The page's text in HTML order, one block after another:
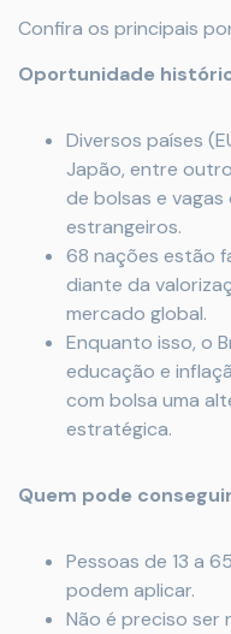
Confira os principais
Oportunidade
Diversos países
Japão, entre
de bolsas e
estrangeiros.
68 nações estão
diante da
mercado global.
Enquanto isso, o
educação e
com bolsa uma
estratégica.
Quem pode
Pessoas de 13 a
podem aplicar.
Não é preciso ser